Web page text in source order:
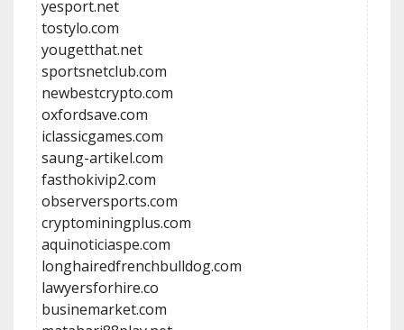
yesport.net
tostylo.com
yougetthat.net
sportsnetclub.com
newbestcrypto.com
oxfordsave.com
iclassicgames.com
saung-artikel.com
fasthokivip2.com
observersports.com
cryptominingplus.com
aquinoticiaspe.com
longhairedfrenchbulldog.com
lawyersforhire.co
businemarket.com